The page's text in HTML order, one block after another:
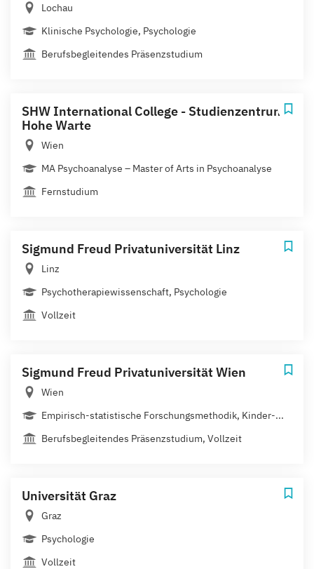
Lochau
Klinische Psychologie, Psychologie
Berufsbegleitendes Präsenzstudium
SHW International College - Studienzentrum
Hohe Warte
Wien
MA Psychoanalyse – Master of Arts in Psychoanalyse
Fernstudium
Sigmund Freud Privatuniversität Linz
Linz
Psychotherapiewissenschaft, Psychologie
Vollzeit
Sigmund Freud Privatuniversität Wien
Wien
Empirisch-statistische Forschungsmethodik, Kinder-...
Berufsbegleitendes Präsenzstudium, Vollzeit
Universität Graz
Graz
Psychologie
Vollzeit